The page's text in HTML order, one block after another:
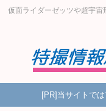
仮面ライダーゼッツや超宇
[PR]当サイトで